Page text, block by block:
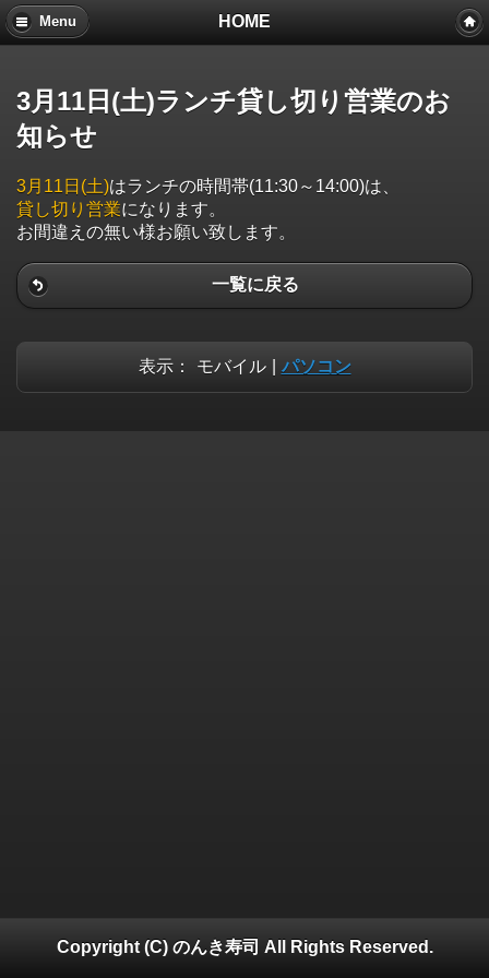
Menu HOME
3月11日(土)ランチ貸し切り営業のお
知らせ
3月11日(土)はランチの時間帯(11:30～14:00)は、
貸し切り営業になります。
お間違えの無い様お願い致します。
一覧に戻る
表示： モバイル パソコン
Copyright (C) のんき寿司 All Rights Reserved.